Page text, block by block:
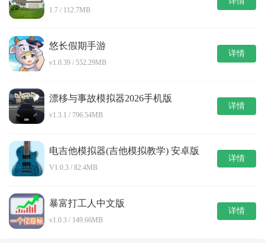
1.7 / 112.7MB
悠长假期手游
v1.0.39 / 552.29MB
详情
漂移与事故模拟器2026手机版
v1.3.1 / 796.54MB
详情
电吉他模拟器(吉他模拟教学) 安卓版
V1.0.3 / 82.4MB
详情
暴富打工人中文版
v1.0.3 / 149.66MB
详情